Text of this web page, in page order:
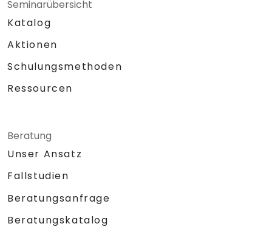
Seminarübersicht
Katalog
Aktionen
Schulungsmethoden
Ressourcen
Beratung
Unser Ansatz
Fallstudien
Beratungsanfrage
Beratungskatalog